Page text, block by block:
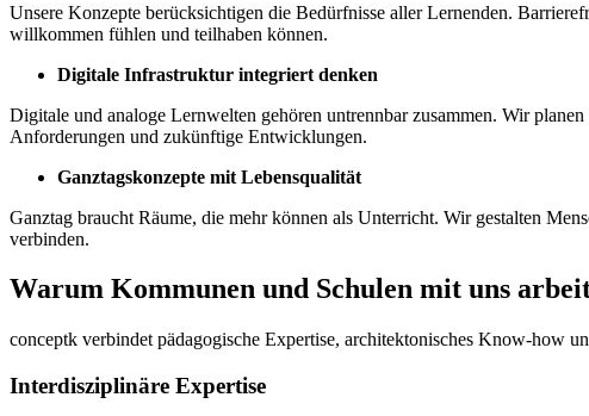
Unsere Konzepte berücksichtigen die Bedürfnisse aller Lernenden.
willkommen fühlen und teilhaben können.
Digitale Infrastruktur integriert denken
Digitale und analoge Lernwelten gehören untrennbar zusammen. Wir
Anforderungen und zukünftige Entwicklungen.
Ganztagskonzepte mit Lebensqualität
Ganztag braucht Räume, die mehr können als Unterricht. Wir gestalten
verbinden.
Warum Kommunen und Schulen mit uns
conceptk verbindet pädagogische Expertise, architektonisches Know-how
Interdisziplinäre Expertise